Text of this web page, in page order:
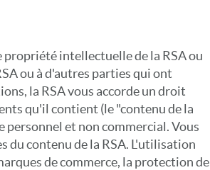
propriété intellectuelle de la RSA ou
ou à d'autres parties qui ont
la RSA vous accorde un droit
qu'il contient (le "contenu de la
personnel et non commercial. Vous
du contenu de la RSA. L'utilisation
de commerce, la protection de